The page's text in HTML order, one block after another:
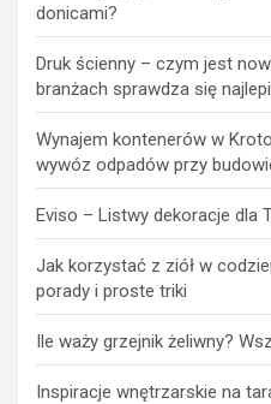
donicami?
Druk ścienny – czym jest
branżach sprawdza się
Wynajem kontenerów w
wywóz odpadów przy
Eviso – Listwy dekoracje dla
Jak korzystać z ziół w
porady i proste triki
Ile waży grzejnik żeliwny?
Inspiracje wnętrzarskie na